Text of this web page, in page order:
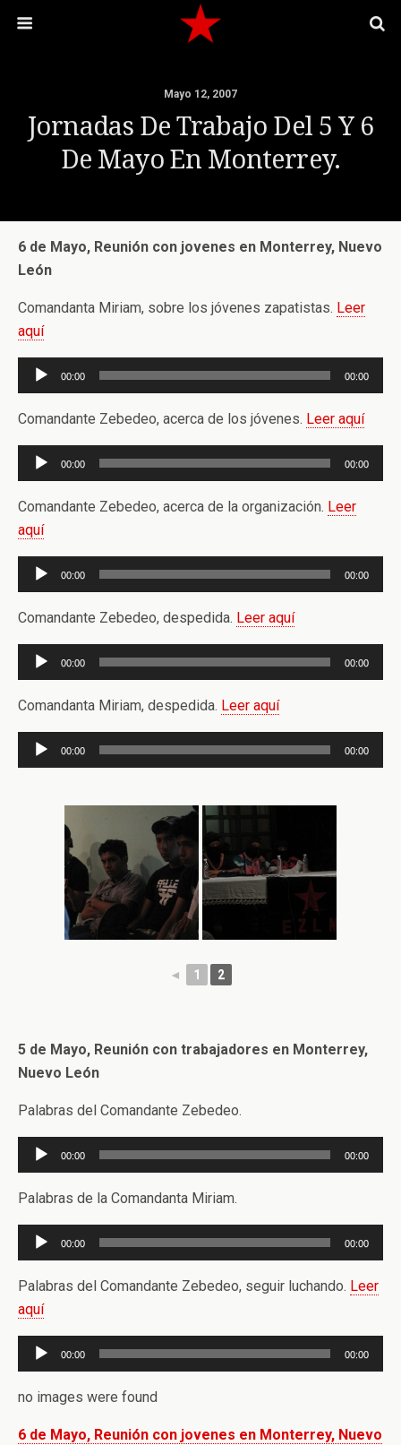
Mayo 12, 2007
Jornadas De Trabajo Del 5 Y 6
De Mayo En Monterrey.
6 de Mayo, Reunión con jovenes en Monterrey, Nuevo
León
Comandanta Miriam, sobre los jóvenes zapatistas. Leer
aquí
Reproductor
de
audio
00:00 00:00
Comandante Zebedeo, acerca de los jóvenes. Leer aquí
Reproductor
de
audio
00:00 00:00
Comandante Zebedeo, acerca de la organización. Leer
aquí
Reproductor
de
audio
00:00 00:00
Comandante Zebedeo, despedida. Leer aquí
Reproductor
de
audio
00:00 00:00
Comandanta Miriam, despedida. Leer aquí
Reproductor
de
00:00 00:00
◄ 1 2
5 de Mayo, Reunión con trabajadores en Monterrey,
Nuevo León
Palabras del Comandante Zebedeo.
Reproductor
de
audio
00:00 00:00
Palabras de la Comandanta Miriam.
Reproductor
de
audio
00:00 00:00
Palabras del Comandante Zebedeo, seguir luchando. Leer
aquí
Reproductor
de
audio
00:00 00:00
no images were found
6 de Mayo, Reunión con jovenes en Monterrey, Nuevo